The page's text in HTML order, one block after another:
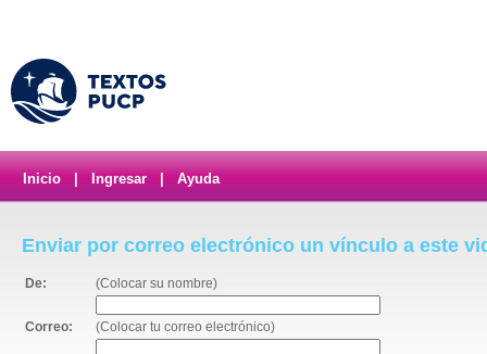
Inicio Ingresar Ayuda
Enviar por correo electrónico un vínculo a este
De: (Colocar su nombre)
Correo: (Colocar tu correo electrónico)